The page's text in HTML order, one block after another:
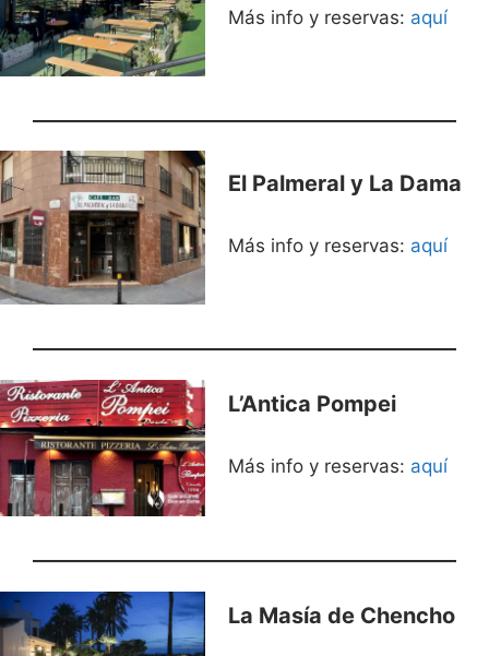
Más info y reservas: aquí
El Palmeral y La Dama
Más info y reservas: aquí
L’Antica Pompei
Más info y reservas: aquí
La Masía de Chencho